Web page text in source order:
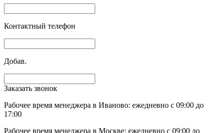
Контактный телефон
Добав.
Заказать звонок
Рабочее время менеджера в Иваново: ежедневно с 09:00 до
17:00
Рабочее время менеджера в Москве: ежедневно с 09:00 до